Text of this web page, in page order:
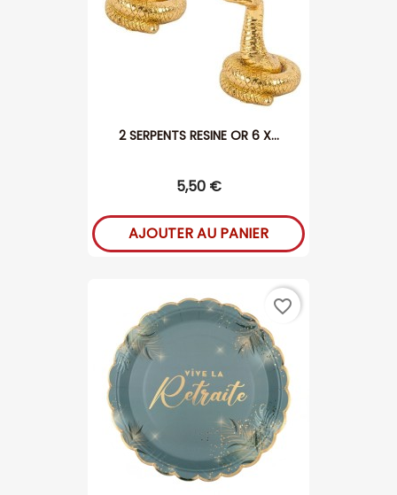
2 SERPENTS RESINE OR 6 X...
5,50 €
AJOUTER AU PANIER
favorite_border